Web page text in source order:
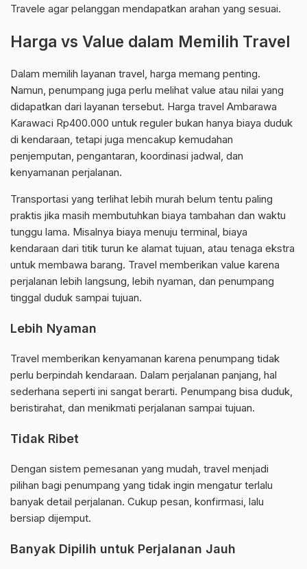
Travele agar pelanggan mendapatkan arahan yang sesuai.
Harga vs Value dalam Memilih Travel
Dalam memilih layanan travel, harga memang penting.
Namun, penumpang juga perlu melihat value atau nilai yang
didapatkan dari layanan tersebut. Harga travel Ambarawa
Karawaci Rp400.000 untuk reguler bukan hanya biaya duduk
di kendaraan, tetapi juga mencakup kemudahan
penjemputan, pengantaran, koordinasi jadwal, dan
kenyamanan perjalanan.
Transportasi yang terlihat lebih murah belum tentu paling
praktis jika masih membutuhkan biaya tambahan dan waktu
tunggu lama. Misalnya biaya menuju terminal, biaya
kendaraan dari titik turun ke alamat tujuan, atau tenaga ekstra
untuk membawa barang. Travel memberikan value karena
perjalanan lebih langsung, lebih nyaman, dan penumpang
tinggal duduk sampai tujuan.
Lebih Nyaman
Travel memberikan kenyamanan karena penumpang tidak
perlu berpindah kendaraan. Dalam perjalanan panjang, hal
sederhana seperti ini sangat berarti. Penumpang bisa duduk,
beristirahat, dan menikmati perjalanan sampai tujuan.
Tidak Ribet
Dengan sistem pemesanan yang mudah, travel menjadi
pilihan bagi penumpang yang tidak ingin mengatur terlalu
banyak detail perjalanan. Cukup pesan, konfirmasi, lalu
bersiap dijemput.
Banyak Dipilih untuk Perjalanan Jauh